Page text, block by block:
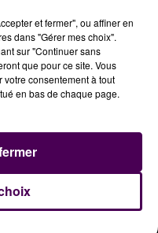
16h26
16h26
TEMPER CITY
et fermer", ou affiner en
dans "Gérer mes choix".
sur "Continuer sans
que pour ce site. Vous
votre consentement à tout
en bas de chaque page.